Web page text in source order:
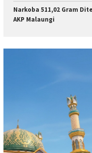
Narkoba 511,02 Gram
AKP Malaungi